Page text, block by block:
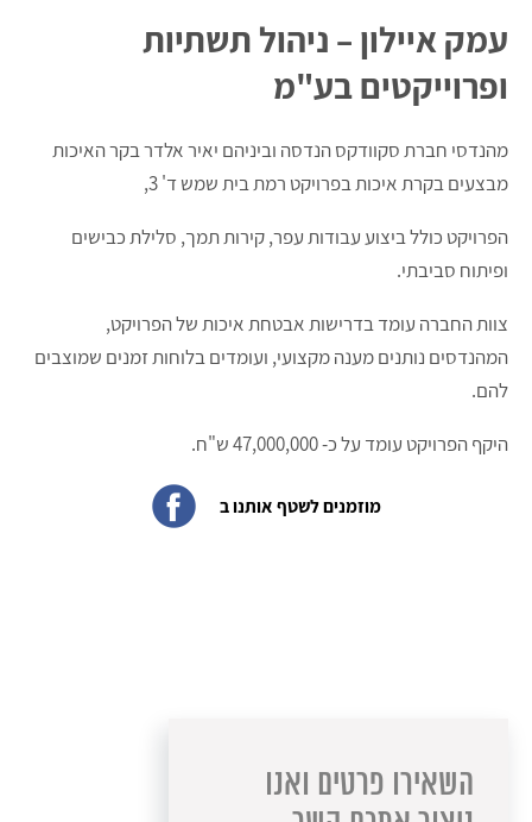
עמק איילון – ניהול תשתיות
ופרוייקטים בע"מ
מהנדסי חברת סקוודקס הנדסה וביניהם יאיר אלדר בקר האיכות
מבצעים בקרת איכות בפרויקט רמת בית שמש ד' 3,
הפרויקט כולל ביצוע עבודות עפר, קירות תמך, סלילת כבישים
ופיתוח סביבתי.
צוות החברה עומד בדרישות אבטחת איכות של הפרויקט,
המהנדסים נותנים מענה מקצועי, ועומדים בלוחות זמנים שמוצבים
להם.
היקף הפרויקט עומד על כ- 47,000,000 ש"ח.
מוזמנים לשטף אותנו ב
השאירו פרטים ואנו